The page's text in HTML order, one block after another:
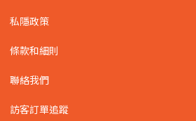
私隱政策
條款和細則
聯絡我們
訪客訂單追蹤